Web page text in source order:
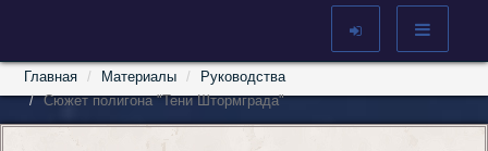
Главная Материалы
Руководства
Сюжет полигона "Тени Штормграда"